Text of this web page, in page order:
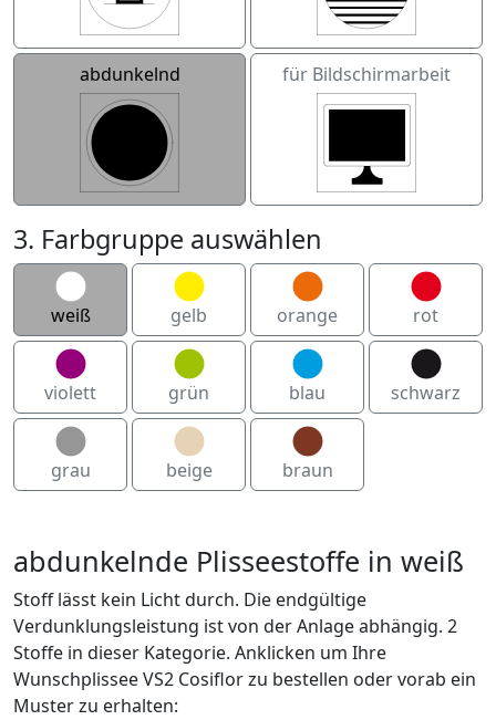
abdunkelnd für Bildschirmarbeit
3. Farbgruppe auswählen
weiß gelb orange rot
violett grün blau schwarz
grau beige braun
abdunkelnde Plisseestoffe in weiß
Stoff lässt kein Licht durch. Die endgültige
Verdunklungsleistung ist von der Anlage abhängig. 2
Stoffe in dieser Kategorie. Anklicken um Ihre
Wunschplissee VS2 Cosiflor zu bestellen oder vorab ein
Muster zu erhalten: